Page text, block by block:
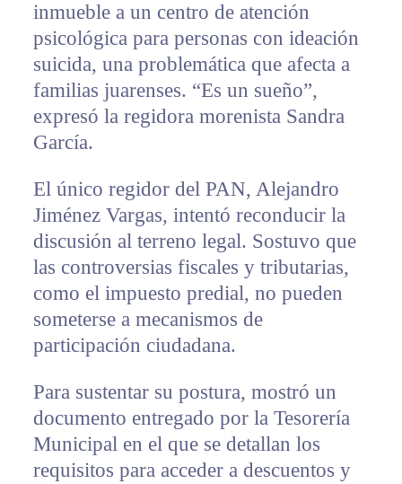
inmueble a un centro de atención
psicológica para personas con ideación
suicida, una problemática que afecta a
familias juarenses. “Es un sueño”,
expresó la regidora morenista Sandra
García.
El único regidor del PAN, Alejandro
Jiménez Vargas, intentó reconducir la
discusión al terreno legal. Sostuvo que
las controversias fiscales y tributarias,
como el impuesto predial, no pueden
someterse a mecanismos de
participación ciudadana.
Para sustentar su postura, mostró un
documento entregado por la Tesorería
Municipal en el que se detallan los
requisitos para acceder a descuentos y